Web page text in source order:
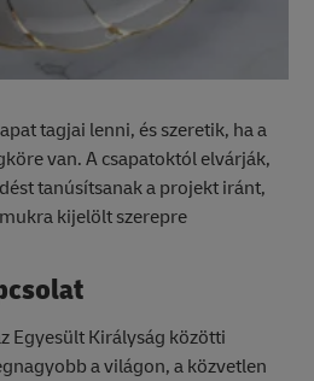
tagjai lenni, és szeretik, ha a
van. A csapatoktól elvárják,
tanúsítsanak a projekt iránt,
kijelölt szerepre
Egyesült Királyság közötti
a világon, a közvetlen